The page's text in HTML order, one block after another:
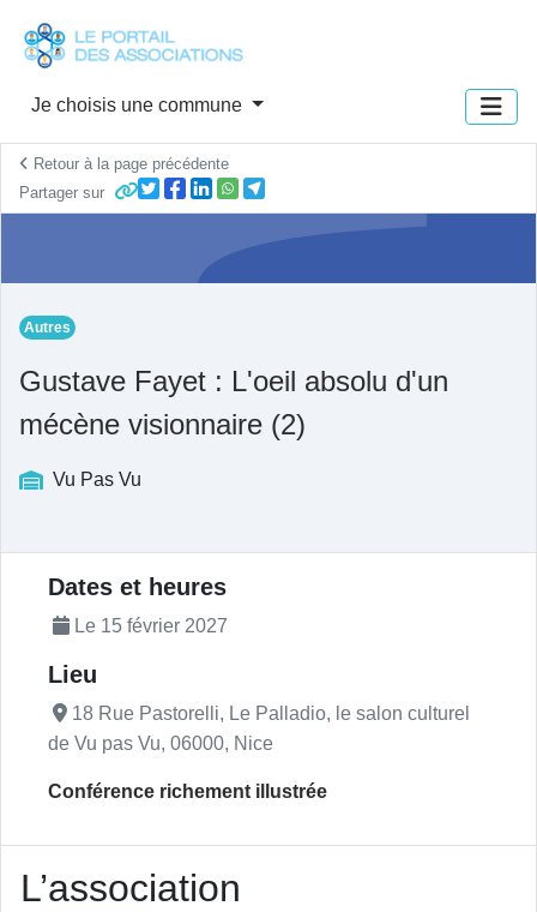
Je choisis une commune
Retour à la page précédente
Partager sur
Autres
Gustave Fayet : L'oeil absolu d'un
mécène visionnaire (2)
Vu Pas Vu
Description de l'actualité
Conférence richement illustrée
Dates et heures
Le 15 février 2027
Lieu
18 Rue Pastorelli, Le Palladio, le salon culturel
de Vu pas Vu, 06000, Nice
L’association